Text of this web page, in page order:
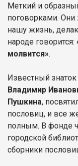
Меткий и
поговорками.
нашу жизнь,
народе говорится:
молвится».
Известный
Владимир
Пушкина,
пословиц, и все
полным. В фонде
городской
сборники